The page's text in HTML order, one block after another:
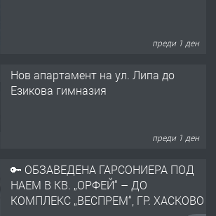
преди 1 ден
Нов апартамент на ул. Липа до
Езикова гимназия
преди 1 ден
🔑 ОБЗАВЕДЕНА ГАРСОНИЕРА ПОД
НАЕМ В КВ. „ОРФЕЙ“ – ДО
КОМПЛЕКС „ВЕСПРЕМ“, ГР. ХАСКОВО